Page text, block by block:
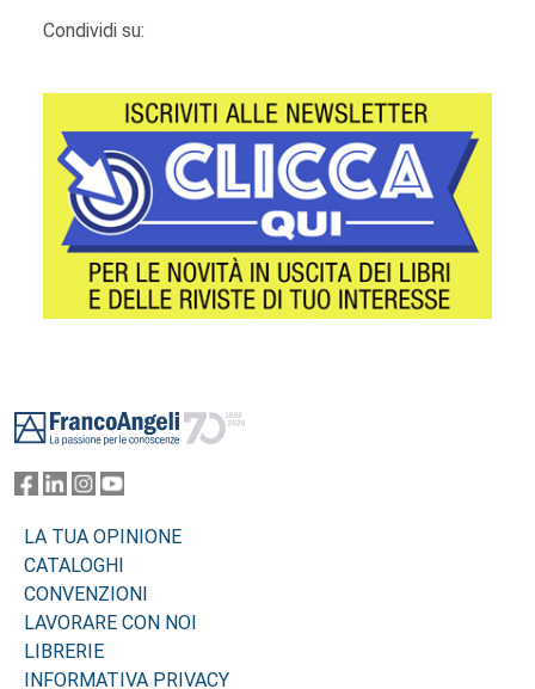
Condividi su:
LA TUA OPINIONE
CATALOGHI
CONVENZIONI
LAVORARE CON NOI
LIBRERIE
INFORMATIVA PRIVACY